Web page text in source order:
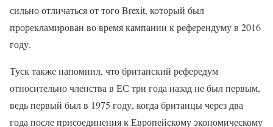
сильно отличаться от того Brexit, который был
прорекламирован во время кампании к референдуму в 2016
году.
Туск также напомнил, что британский рефередум
относительно членства в ЕС три года назад не был первым,
ведь первый был в 1975 году, когда британцы через два
года после присоединения к Европейскому экономическому